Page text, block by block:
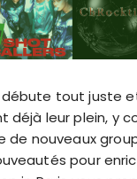
tout juste
déjà leur plein, y
de nouveaux
pour